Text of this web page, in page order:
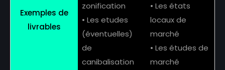
Exemples de
livrables
zonification
• Les etudes
(éventuelles)
de
canibalisation
• Les états
locaux de
marché
• Les études de
marché